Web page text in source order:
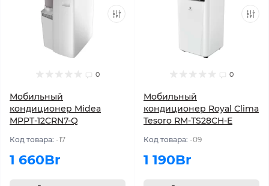
0
Мобильный
кондиционер Midea
MPPT-12CRN7-Q
Код товара: -17
1 660Br
0
Мобильный
кондиционер Royal Clima
Tesoro RM-TS28CH-E
Код товара: -09
1 190Br